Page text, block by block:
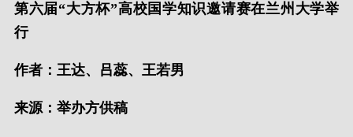
第六届“大方杯”高校国学知识邀请赛在兰州大学举
行
作者：王达、吕蕊、王若男
来源：举办方供稿